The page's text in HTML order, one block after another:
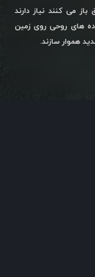
می کنند نیاز دارند
های روحی روی زمین
هموار سازند.